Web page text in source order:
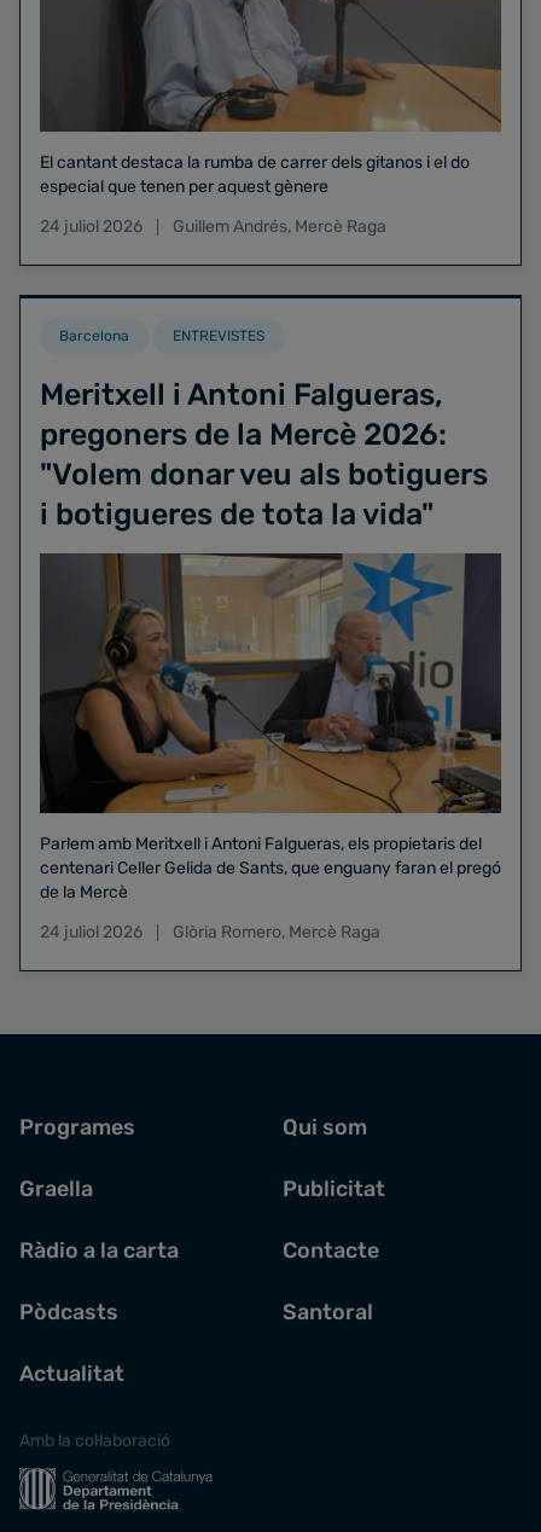
El cantant destaca la rumba de carrer dels gitanos i el do
especial que tenen per aquest gènere
24 juliol 2026
Guillem Andrés, Mercè Raga
Barcelona ENTREVISTES
Meritxell i Antoni Falgueras,
pregoners de la Mercè 2026:
"Volem donar veu als botiguers
i botigueres de tota la vida"
Parlem amb Meritxell i Antoni Falgueras, els propietaris del
centenari Celler Gelida de Sants, que enguany faran el pregó
de la Mercè
24 juliol 2026
Glòria Romero, Mercè Raga
Programes
Graella
Ràdio a la carta
Pòdcasts
Actualitat
Qui som
Publicitat
Contacte
Santoral
Amb la col·laboració